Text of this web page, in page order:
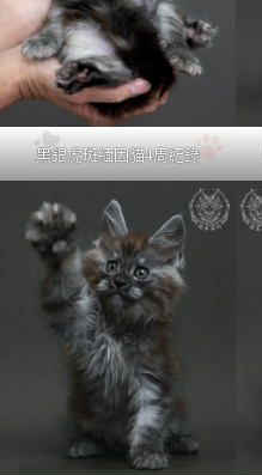
黑銀虎斑緬因貓4周紀錄